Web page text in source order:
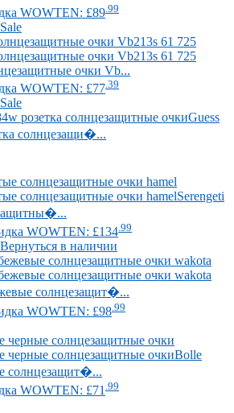
WOWTEN: £89 .99
Sale
очки Vb...
WOWTEN: £77 .39
Sale
Guess
солнцезащи�...
Serengeti
WOWTEN: £134.99
Вернуться в наличии
солнцезащит�...
WOWTEN: £98 .99
Bolle
солнцезащит�...
WOWTEN: £71 .99